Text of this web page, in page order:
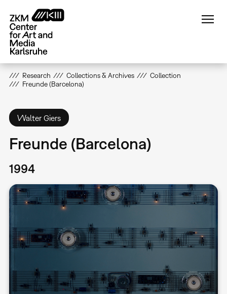
main
content
Research Collections & Archives
Collection
Freunde (Barcelona)
Walter Giers
Freunde (Barcelona)
1994